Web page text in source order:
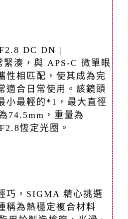
DC DN |
湊，與 APS-C 微單眼
性相匹配，使其成為完
適合日常使用。該鏡頭
小最輕的*1，最大直徑
74.5mm，重量為
恆定光圈。
巧，SIGMA 精心挑選
稱為熱穩定複合材料